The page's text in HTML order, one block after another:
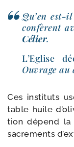
Qu’en est-​
confèrent
Célier.
L’Eglise
Ouvrage
Ces ins­ti­tuts
table huile
tion dépend
sacre­ments